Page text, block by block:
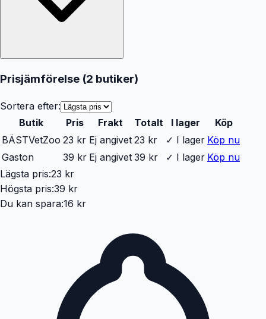
Prisjämförelse (2 butiker)
Sortera efter:
Butik
Pris Frakt Totalt I lager
Köp
BÄSTVetZoo 23 kr Ej angivet 23 kr ✓ I lager Köp nu
Gaston
39 kr Ej angivet 39 kr ✓ I lager Köp nu
Lägsta pris:23 kr
Högsta pris:39 kr
Du kan spara:16 kr